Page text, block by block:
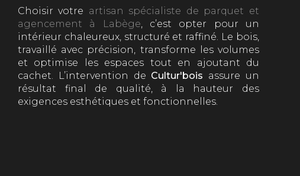
Choisir votre artisan spécialiste de parquet et
agencement à Labège , c’est opter pour un
intérieur chaleureux, structuré et raffiné. Le bois,
travaillé avec précision, transforme les volumes
et optimise les espaces tout en ajoutant du
cachet. L’intervention de Cultur'bois assure un
résultat final de qualité, à la hauteur des
exigences esthétiques et fonctionnelles.